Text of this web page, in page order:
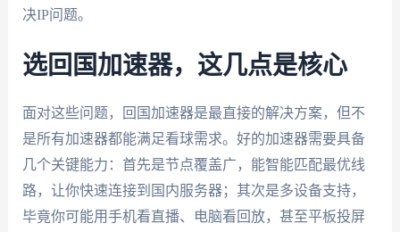
决IP问题。
选回国加速器，这几点是核心
面对这些问题，回国加速器是最直接的解决方案，但不
是所有加速器都能满足看球需求。好的加速器需要具备
几个关键能力：首先是节点覆盖广，能智能匹配最优线
路，让你快速连接到国内服务器；其次是多设备支持，
毕竟你可能用手机看直播、电脑看回放，甚至平板投屏